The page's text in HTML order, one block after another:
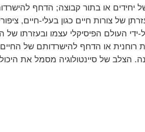
או בתור קבוצה; הדחף
של צורות חיים כגון בעלי-חיים,
העולם הפיסיקלי עצמו ובעזרתו של
רוחנית או הדחף להישרדותם של
הצלב של סיינטולוגיה מסמל את